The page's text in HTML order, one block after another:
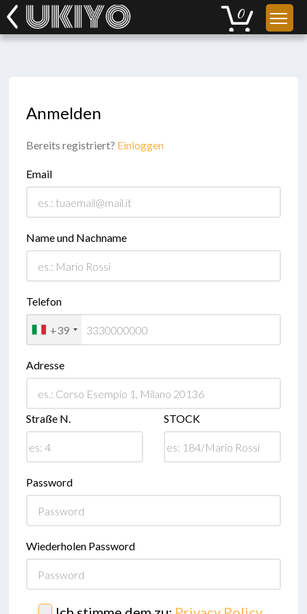
Anmelden
Bereits registriert? Einloggen
Email
Name und Nachname
Telefon
+39
Adresse
Straße N. STOCK
Password
Wiederholen Password